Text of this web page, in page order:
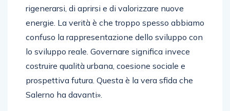
rigenerarsi, di aprirsi e di valorizzare nuove
energie. La verità è che troppo spesso abbiamo
confuso la rappresentazione dello sviluppo con
lo sviluppo reale. Governare significa invece
costruire qualità urbana, coesione sociale e
prospettiva futura. Questa è la vera sfida che
Salerno ha davanti».